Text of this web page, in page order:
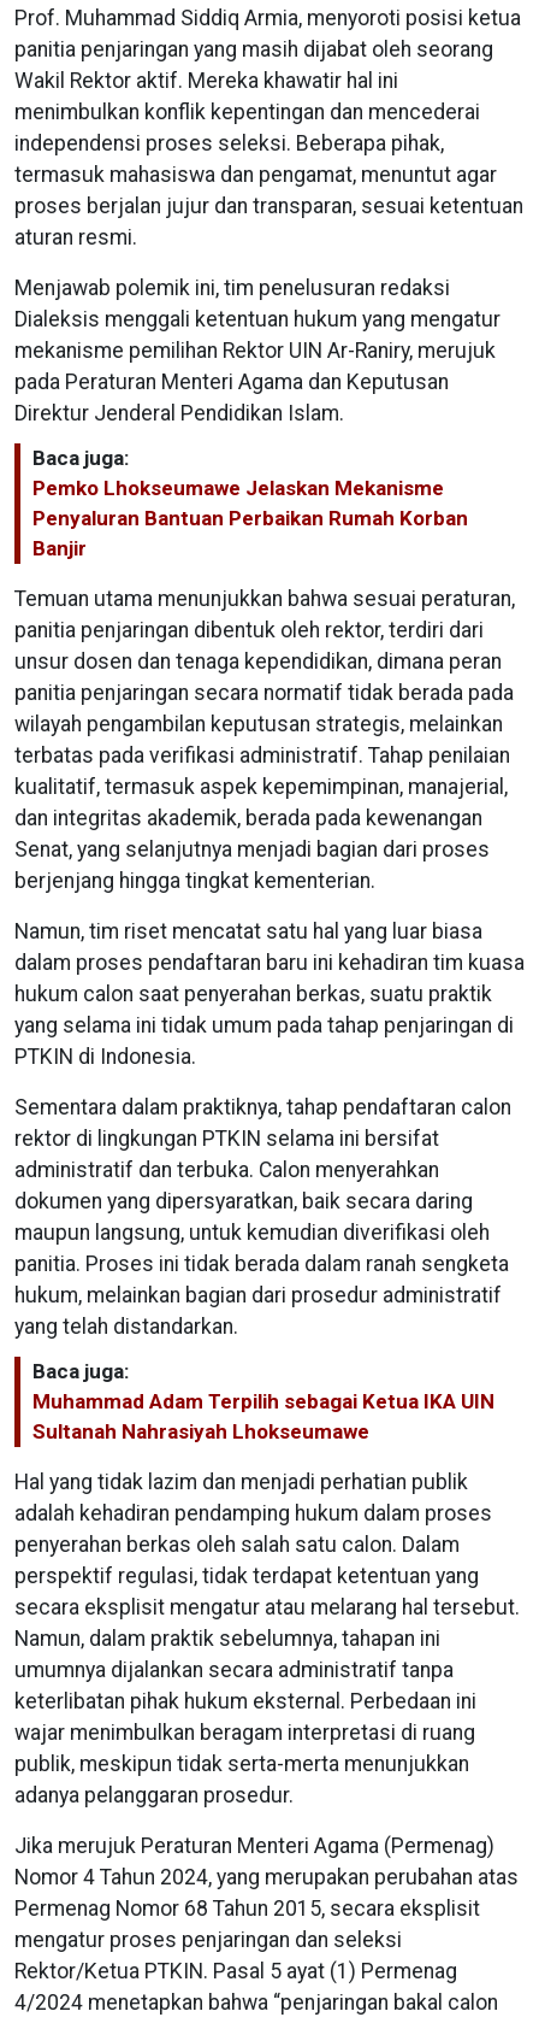
Prof. Muhammad Siddiq Armia, menyoroti posisi ketua
panitia penjaringan yang masih dijabat oleh seorang
Wakil Rektor aktif. Mereka khawatir hal ini
menimbulkan konflik kepentingan dan mencederai
independensi proses seleksi. Beberapa pihak,
termasuk mahasiswa dan pengamat, menuntut agar
proses berjalan jujur dan transparan, sesuai ketentuan
aturan resmi.
Menjawab polemik ini, tim penelusuran redaksi
Dialeksis menggali ketentuan hukum yang mengatur
mekanisme pemilihan Rektor UIN Ar-Raniry, merujuk
pada Peraturan Menteri Agama dan Keputusan
Direktur Jenderal Pendidikan Islam.
Baca juga:
Pemko Lhokseumawe Jelaskan Mekanisme
Penyaluran Bantuan Perbaikan Rumah Korban
Banjir
Temuan utama menunjukkan bahwa sesuai peraturan,
panitia penjaringan dibentuk oleh rektor, terdiri dari
unsur dosen dan tenaga kependidikan, dimana peran
panitia penjaringan secara normatif tidak berada pada
wilayah pengambilan keputusan strategis, melainkan
terbatas pada verifikasi administratif. Tahap penilaian
kualitatif, termasuk aspek kepemimpinan, manajerial,
dan integritas akademik, berada pada kewenangan
Senat, yang selanjutnya menjadi bagian dari proses
berjenjang hingga tingkat kementerian.
Namun, tim riset mencatat satu hal yang luar biasa
dalam proses pendaftaran baru ini kehadiran tim kuasa
hukum calon saat penyerahan berkas, suatu praktik
yang selama ini tidak umum pada tahap penjaringan di
PTKIN di Indonesia.
Sementara dalam praktiknya, tahap pendaftaran calon
rektor di lingkungan PTKIN selama ini bersifat
administratif dan terbuka. Calon menyerahkan
dokumen yang dipersyaratkan, baik secara daring
maupun langsung, untuk kemudian diverifikasi oleh
panitia. Proses ini tidak berada dalam ranah sengketa
hukum, melainkan bagian dari prosedur administratif
yang telah distandarkan.
Baca juga:
Muhammad Adam Terpilih sebagai Ketua IKA UIN
Sultanah Nahrasiyah Lhokseumawe
Hal yang tidak lazim dan menjadi perhatian publik
adalah kehadiran pendamping hukum dalam proses
penyerahan berkas oleh salah satu calon. Dalam
perspektif regulasi, tidak terdapat ketentuan yang
secara eksplisit mengatur atau melarang hal tersebut.
Namun, dalam praktik sebelumnya, tahapan ini
umumnya dijalankan secara administratif tanpa
keterlibatan pihak hukum eksternal. Perbedaan ini
wajar menimbulkan beragam interpretasi di ruang
publik, meskipun tidak serta-merta menunjukkan
adanya pelanggaran prosedur.
Jika merujuk Peraturan Menteri Agama (Permenag)
Nomor 4 Tahun 2024, yang merupakan perubahan atas
Permenag Nomor 68 Tahun 2015, secara eksplisit
mengatur proses penjaringan dan seleksi
Rektor/Ketua PTKIN. Pasal 5 ayat (1) Permenag
4/2024 menetapkan bahwa “penjaringan bakal calon